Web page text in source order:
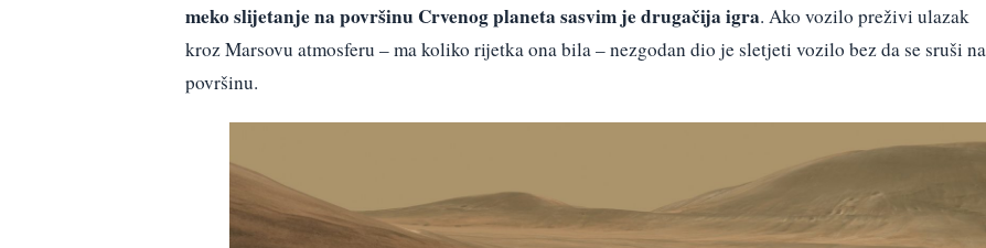
meko slijetanje na površinu Crvenog planeta sasvim je drugačija igra. Ako vozilo preživi ulazak
kroz Marsovu atmosferu – ma koliko rijetka ona bila – nezgodan dio je sletjeti vozilo bez da se sruši na
površinu.